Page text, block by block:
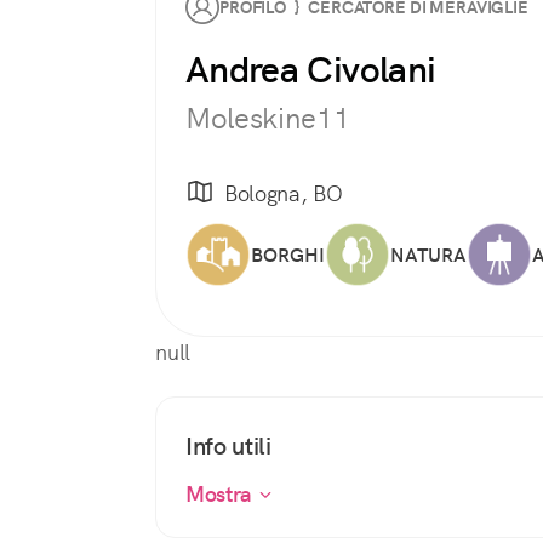
PROFILO } CERCATORE DI MERAVIGLIE
Andrea Civolani
Moleskine11
Bologna, BO
BORGHI NATURA
null
Info utili
Mostra